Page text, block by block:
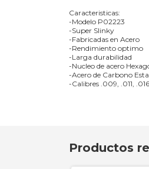
Caracteristicas:
-Modelo P02223
-Super Slinky
-Fabricadas en Acero
-Rendimiento optimo
-Larga durabilidad
-Nucleo de acero
-Acero de Carbono
-Calibres .009, .011,
Productos